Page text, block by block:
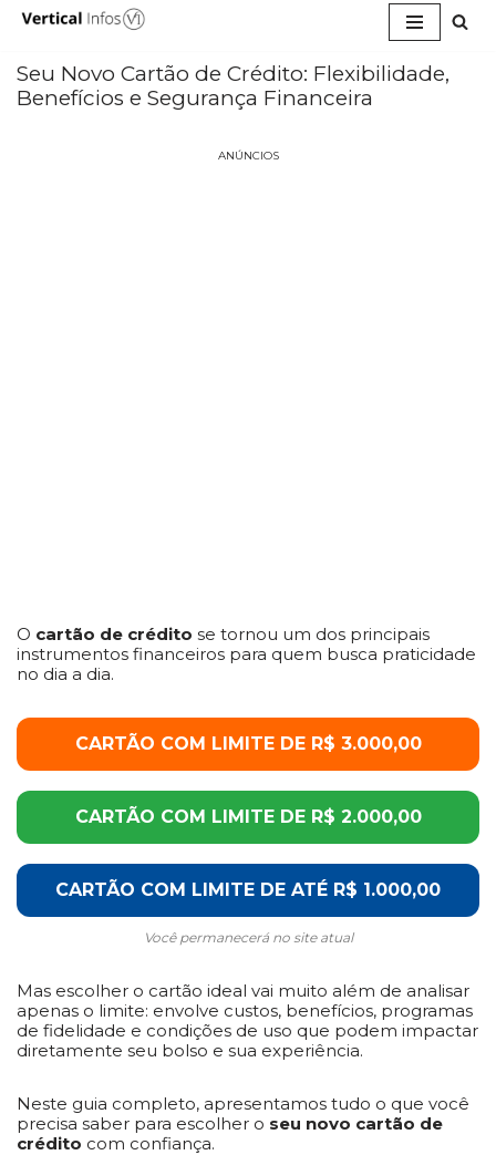
para
o
conteúdo
Seu Novo Cartão de Crédito: Flexibilidade,
Benefícios e Segurança Financeira
ANÚNCIOS
O cartão de crédito se tornou um dos principais
instrumentos financeiros para quem busca praticidade
no dia a dia.
CARTÃO COM LIMITE DE R$ 3.000,00
CARTÃO COM LIMITE DE R$ 2.000,00
CARTÃO COM LIMITE DE ATÉ R$ 1.000,00
Você permanecerá no site atual
Mas escolher o cartão ideal vai muito além de analisar
apenas o limite: envolve custos, benefícios, programas
de fidelidade e condições de uso que podem impactar
diretamente seu bolso e sua experiência.
Neste guia completo, apresentamos tudo o que você
precisa saber para escolher o seu novo cartão de
crédito com confiança.